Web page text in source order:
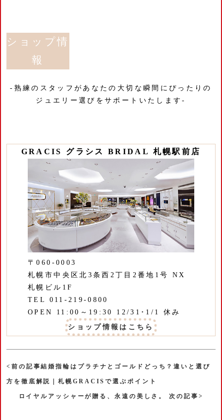
ショップ情
報
-熟練のスタッフがあなたの大切な瞬間にぴったりの
ジュエリー選びをサポートいたします-
GRACIS グラシス BRIDAL 札幌駅前店
〒060-0003
札幌市中央区北3条西2丁目2番地1号 NX
札幌ビル1F
TEL 011-219-0800
OPEN 11:00～19:30 12/31･1/1 休み
ショップ情報はこちら
<前の記事結婚指輪はプラチナとゴールドどっち？違いと選び
方を徹底解説｜札幌GRACISで選ぶポイント
ロイヤルアッシャーが贈る、永遠の美しさ。 次の記事>